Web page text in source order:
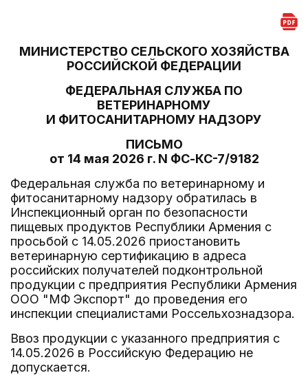
МИНИСТЕРСТВО СЕЛЬСКОГО ХОЗЯЙСТВА
РОССИЙСКОЙ ФЕДЕРАЦИИ
ФЕДЕРАЛЬНАЯ СЛУЖБА ПО
ВЕТЕРИНАРНОМУ
И ФИТОСАНИТАРНОМУ НАДЗОРУ
ПИСЬМО
от 14 мая 2026 г. N ФС-КС-7/9182
Федеральная служба по ветеринарному и
фитосанитарному надзору обратилась в
Инспекционный орган по безопасности
пищевых продуктов Республики Армения с
просьбой с 14.05.2026 приостановить
ветеринарную сертификацию в адреса
российских получателей подконтрольной
продукции с предприятия Республики Армения
ООО "МФ Экспорт" до проведения его
инспекции специалистами Россельхознадзора.
Ввоз продукции с указанного предприятия с
14.05.2026 в Российскую Федерацию не
допускается.